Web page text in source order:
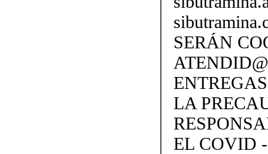
SERÁN
LA
EL COVID